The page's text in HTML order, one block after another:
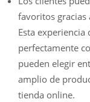
favoritos gracias
Esta
perfectamente
pueden elegir
amplio de
tienda online.